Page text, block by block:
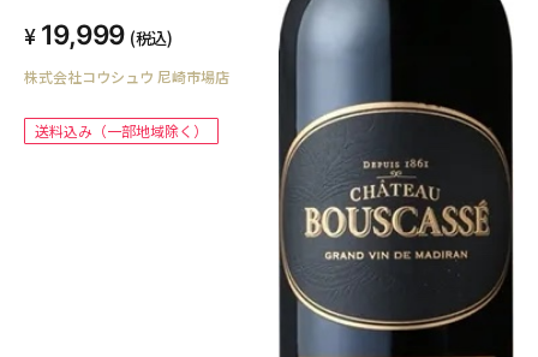
19,999 (税込)
株式会社コウシュウ 尼崎市場店
送料込み（一部地域除く）